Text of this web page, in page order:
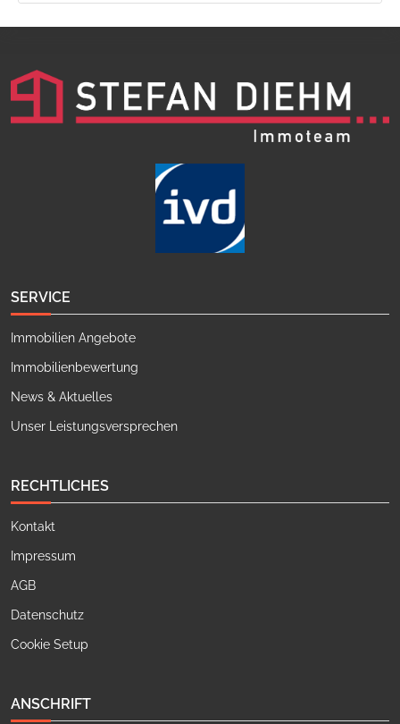
SERVICE
Immobilien Angebote
Immobilienbewertung
News & Aktuelles
Unser Leistungsversprechen
RECHTLICHES
Kontakt
Impressum
AGB
Datenschutz
Cookie Setup
ANSCHRIFT